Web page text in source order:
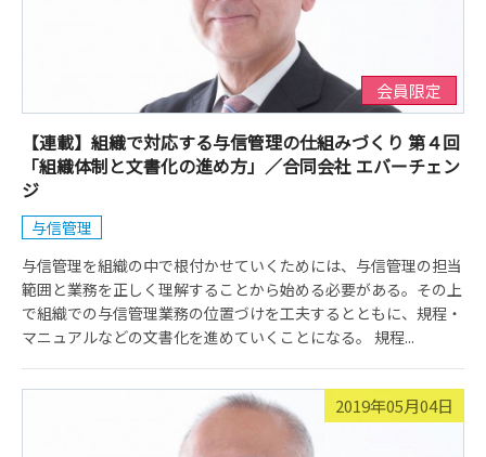
会員限定
【連載】組織で対応する与信管理の仕組みづくり 第４回
「組織体制と文書化の進め方」／合同会社 エバーチェン
ジ
与信管理
与信管理を組織の中で根付かせていくためには、与信管理の担当
範囲と業務を正しく理解することから始める必要がある。その上
で組織での与信管理業務の位置づけを工夫するとともに、規程・
マニュアルなどの文書化を進めていくことになる。 規程...
2019年05月04日